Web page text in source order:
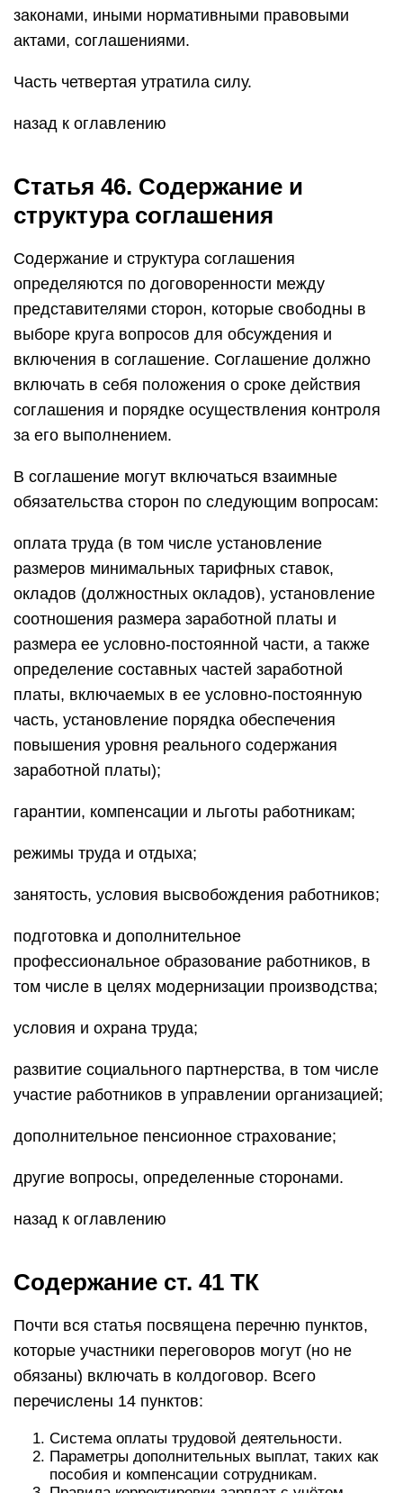
законами, иными нормативными правовыми
актами, соглашениями.
Часть четвертая утратила силу.
назад к оглавлению
Статья 46. Содержание и
структура соглашения
Содержание и структура соглашения
определяются по договоренности между
представителями сторон, которые свободны в
выборе круга вопросов для обсуждения и
включения в соглашение. Соглашение должно
включать в себя положения о сроке действия
соглашения и порядке осуществления контроля
за его выполнением.
В соглашение могут включаться взаимные
обязательства сторон по следующим вопросам:
оплата труда (в том числе установление
размеров минимальных тарифных ставок,
окладов (должностных окладов), установление
соотношения размера заработной платы и
размера ее условно-постоянной части, а также
определение составных частей заработной
платы, включаемых в ее условно-постоянную
часть, установление порядка обеспечения
повышения уровня реального содержания
заработной платы);
гарантии, компенсации и льготы работникам;
режимы труда и отдыха;
занятость, условия высвобождения работников;
подготовка и дополнительное
профессиональное образование работников, в
том числе в целях модернизации производства;
условия и охрана труда;
развитие социального партнерства, в том числе
участие работников в управлении организацией;
дополнительное пенсионное страхование;
другие вопросы, определенные сторонами.
назад к оглавлению
Содержание ст. 41 ТК
Почти вся статья посвящена перечню пунктов,
которые участники переговоров могут (но не
обязаны) включать в колдоговор. Всего
перечислены 14 пунктов:
Cистема оплаты трудовой деятельности.
Параметры дополнительных выплат, таких как
пособия и компенсации сотрудникам.